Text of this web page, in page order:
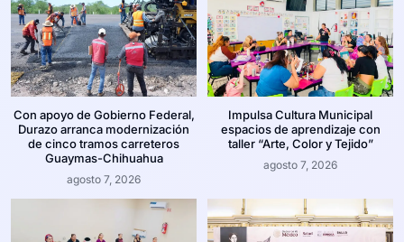
Con apoyo de Gobierno Federal,
Durazo arranca modernización
de cinco tramos carreteros
Guaymas-Chihuahua
agosto 7, 2026
Impulsa Cultura Municipal
espacios de aprendizaje con
taller “Arte, Color y Tejido”
agosto 7, 2026